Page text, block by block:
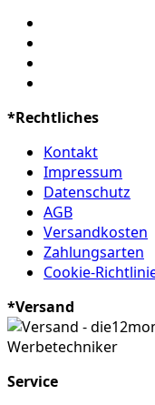
*Rechtliches
Kontakt
Impressum
Datenschutz
AGB
Versandkosten
Zahlungsarten
Cookie-
*Versand
Service